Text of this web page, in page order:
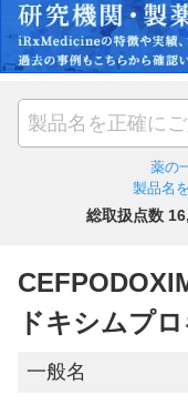
薬の
製品名
総取扱点数
ドキシムプ
一般名